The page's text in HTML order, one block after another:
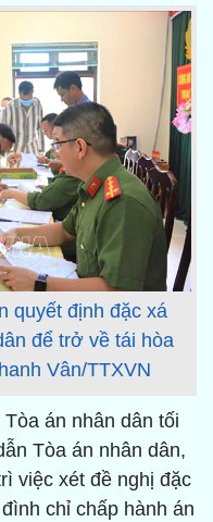
quyết định đặc xá
để trở về tái hòa
Vân/TTXVN
án nhân dân tối
Tòa án nhân dân,
việc xét đề nghị đặc
chỉ chấp hành án